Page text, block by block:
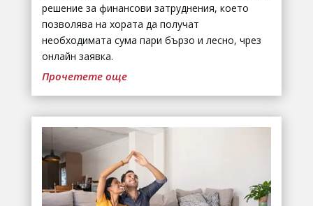
решение за финансови затруднения, което
позволява на хората да получат
необходимата сума пари бързо и лесно, чрез
онлайн заявка.
Прочетете още